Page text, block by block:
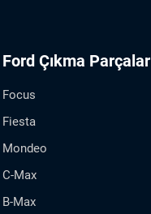
Ford Çıkma Parçalar
Focus
Fiesta
Mondeo
C-Max
B-Max